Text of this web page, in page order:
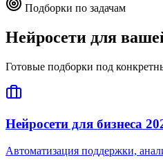
Подборки по задачам
Нейросети для
Готовые подборки под
Нейросети для бизнеса
Автоматизация поддержки,